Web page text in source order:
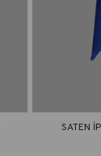
SATEN